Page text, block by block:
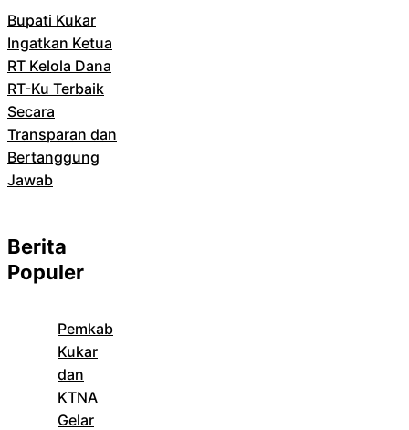
Bupati Kukar
Ingatkan Ketua
RT Kelola Dana
RT-Ku Terbaik
Secara
Transparan dan
Bertanggung
Jawab
Berita
Populer
Pemkab
Kukar
dan
KTNA
Gelar